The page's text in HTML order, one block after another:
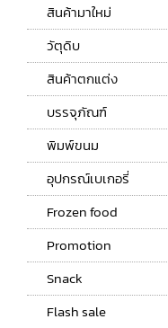
สินค้ามาใหม่
วัตุดิบ
สินค้าตกแต่ง
บรรจุภัณฑ์
พิมพ์ขนม
อุปกรณ์เบเกอรี่
Frozen food
Promotion
Snack
Flash sale